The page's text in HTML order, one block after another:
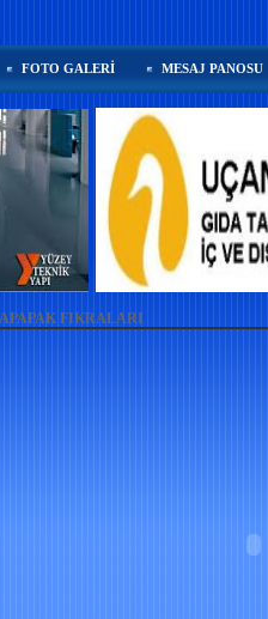
FOTO GALERİ MESAJ PANOSU
FIKRALARI